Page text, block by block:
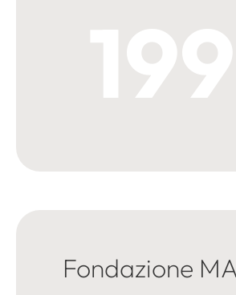
Fondazione